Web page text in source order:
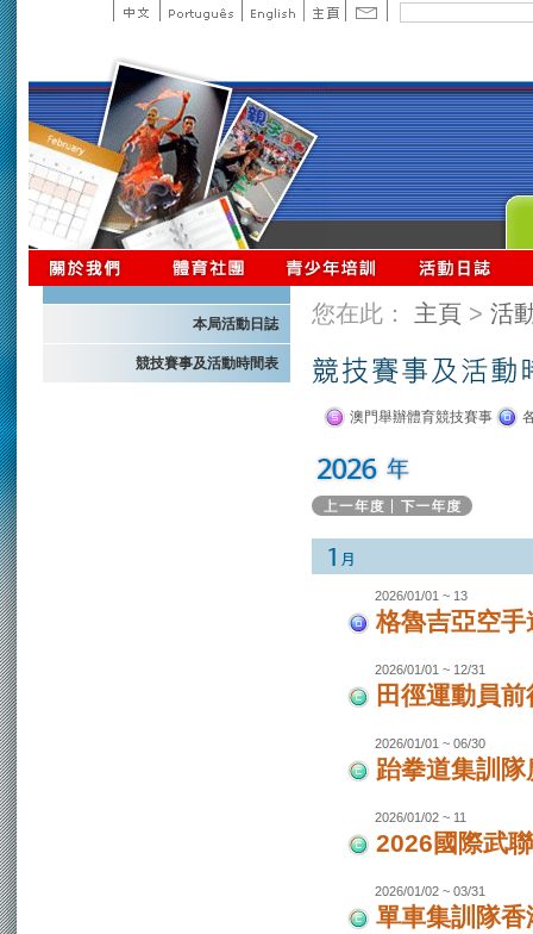
本局活動日誌
競技賽事及活動時間表
您在此： 主頁 > 活
澳門舉辦體育競技賽事
2026/01/01 ~ 13
格魯吉亞空
2026/01/01 ~ 12/31
田徑運動員
2026/01/01 ~ 06/30
跆拳道集訓
2026/01/02 ~ 11
2026國際武
2026/01/02 ~ 03/31
單車集訓隊